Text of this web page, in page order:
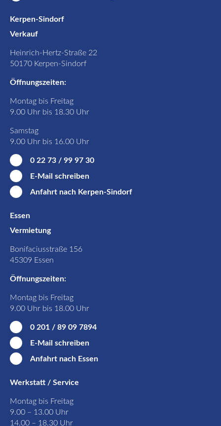
Kerpen-Sindorf
Verkauf
Heinrich-Hertz-Straße 22
50170 Kerpen-Sindorf
Öffnungszeiten:
Montag bis Freitag
9.00 Uhr bis 18.30 Uhr
Samstag
9.00 Uhr bis 16.00 Uhr
0 22 73 / 99 97 30
E-Mail schreiben
Anfahrt nach Kerpen-Sindorf
Essen
Vermietung
Bonifaciusstraße 156
45309 Essen
Öffnungszeiten:
Montag bis Freitag
9.00 Uhr bis 18.00 Uhr
0 201 / 89 09 7894
E-Mail schreiben
Anfahrt nach Essen
Werkstatt / Service
Montag bis Freitag
9.00 – 13.00 Uhr
14.00 – 18.30 Uhr